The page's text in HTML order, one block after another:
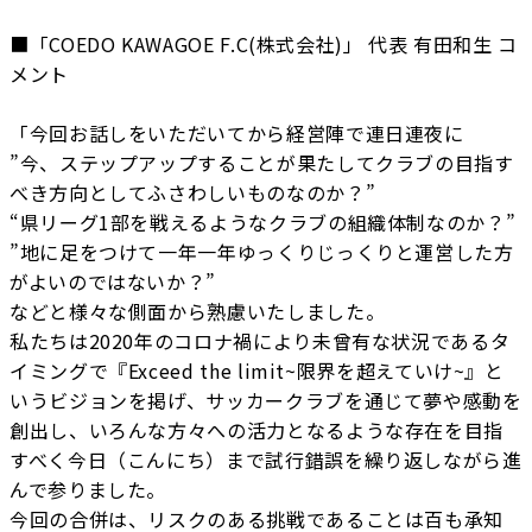
■「COEDO KAWAGOE F.C(株式会社)」 代表 有田和生 コ
メント
「今回お話しをいただいてから経営陣で連日連夜に
”今、ステップアップすることが果たしてクラブの目指す
べき方向としてふさわしいものなのか？”
“県リーグ1部を戦えるようなクラブの組織体制なのか？”
”地に足をつけて一年一年ゆっくりじっくりと運営した方
がよいのではないか？”
などと様々な側面から熟慮いたしました。
私たちは2020年のコロナ禍により未曾有な状況であるタ
イミングで『Exceed the limit~限界を超えていけ~』と
いうビジョンを掲げ、サッカークラブを通じて夢や感動を
創出し、いろんな方々への活力となるような存在を目指
すべく今日（こんにち）まで試行錯誤を繰り返しながら進
んで参りました。
今回の合併は、リスクのある挑戦であることは百も承知